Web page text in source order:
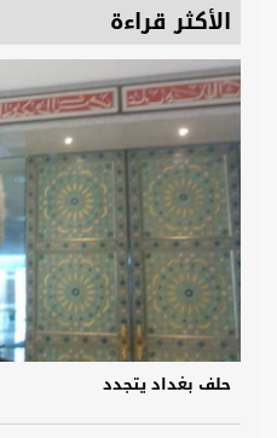
الأكثر قراءة
حلف بغداد يتجدد